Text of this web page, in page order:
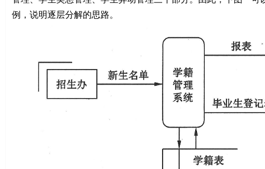
例，说明逐层分解的思路。